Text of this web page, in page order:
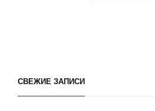
СВЕЖИЕ ЗАПИСИ